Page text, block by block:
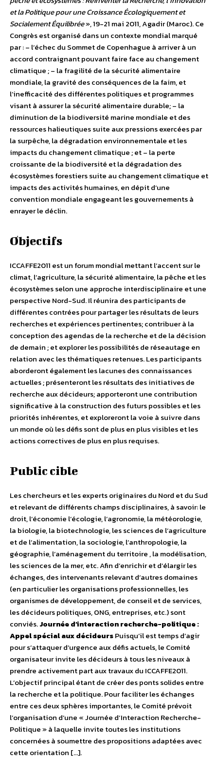
et la Politique pour une Croissance Écologiquement et
Socialement Équilibrée», 19-21 mai 2011, Agadir (Maroc). Ce
Congrès est organisé dans un contexte mondial marqué
par : – l’échec du Sommet de Copenhague à arriver à un
accord contraignant pouvant faire face au changement
climatique ; – la fragilité de la sécurité alimentaire
mondiale, la gravité des conséquences de la faim, et
l’inefficacité des différentes politiques et programmes
visant à assurer la sécurité alimentaire durable; – la
diminution de la biodiversité marine mondiale et des
ressources halieutiques suite aux pressions exercées par
la surpêche, la dégradation environnementale et les
impacts du changement climatique ; et – la perte
croissante de la biodiversité et la dégradation des
écosystèmes forestiers suite au changement climatique et
impacts des activités humaines, en dépit d’une
convention mondiale engageant les gouvernements à
enrayer le déclin.
Objectifs
ICCAFFE2011 est un forum mondial mettant l’accent sur le
climat, l’agriculture, la sécurité alimentaire, la pêche et les
écosystèmes selon une approche interdisciplinaire et une
perspective Nord-Sud. Il réunira des participants de
différentes contrées pour partager les résultats de leurs
recherches et expériences pertinentes; contribuer à la
conception des agendas de la recherche et de la décision
de demain ; et explorer les possibilités de réseautage en
relation avec les thématiques retenues. Les participants
aborderont également les lacunes des connaissances
actuelles ; présenteront les résultats des initiatives de
recherche aux décideurs; apporteront une contribution
significative à la construction des futurs possibles et les
priorités inhérentes, et exploreront la voie à suivre dans
un monde où les défis sont de plus en plus visibles et les
actions correctives de plus en plus requises.
Public cible
Les chercheurs et les experts originaires du Nord et du Sud
et relevant de différents champs disciplinaires, à savoir: le
droit, l’économie l’écologie, l’agronomie, la météorologie,
la biologie, la biotechnologie, les sciences de l’agriculture
et de l’alimentation, la sociologie, l’anthropologie, la
géographie, l’aménagement du territoire , la modélisation,
les sciences de la mer, etc. Afin d’enrichir et d’élargir les
échanges, des intervenants relevant d’autres domaines
(en particulier les organisations professionnelles, les
organismes de développement, de conseil et de services,
les décideurs politiques, ONG, entreprises, etc.) sont
conviés.Journée d’interaction recherche-politique :
Appel spécial aux décideursPuisqu’il est temps d’agir
pour s’attaquer d’urgence aux défis actuels, le Comité
organisateur invite les décideurs à tous les niveaux à
prendre activement part aux travaux du ICCAFFE2011.
L’objectif principal étant de créer des ponts solides entre
la recherche et la politique. Pour faciliter les échanges
entre ces deux sphères importantes, le Comité prévoit
l’organisation d’une « Journée d’Interaction Recherche-
Politique » à laquelle invite toutes les institutions
concernées à soumettre des propositions adaptées avec
cette orientation […].